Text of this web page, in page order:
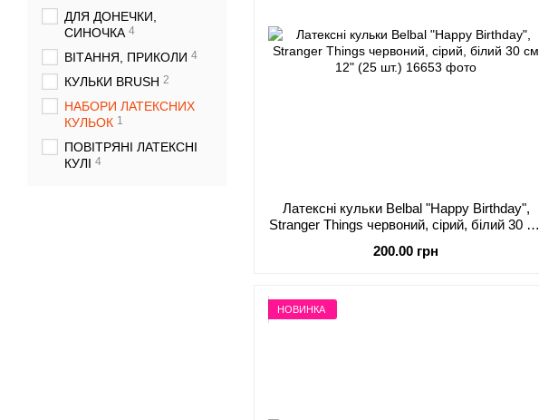
Латексні кульки Belbal "Happy Birthday",
Stranger Things червоний, сірий, білий 30 см
200.00 грн
НОВИНКА
ДЛЯ ДОНЕЧКИ,
СИНОЧКА 4
ВІТАННЯ, ПРИКОЛИ 4
КУЛЬКИ BRUSH 2
НАБОРИ ЛАТЕКСНИХ
КУЛЬОК 1
ПОВІТРЯНІ ЛАТЕКСНІ
КУЛІ 4